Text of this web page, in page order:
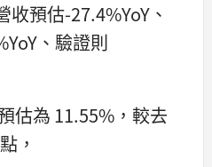
預估-27.4%YoY、
、驗證則
估為 11.55%，較去
，